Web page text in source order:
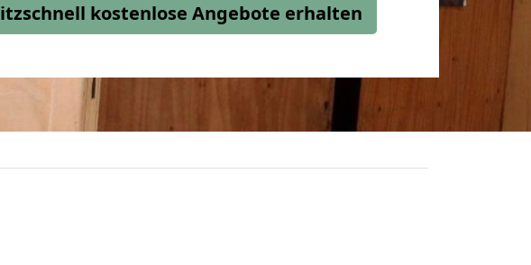
kostenlose Angebote erhalten